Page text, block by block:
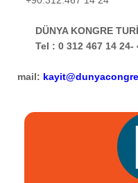
DÜNYA KONGRE
Tel : 0 312 467 14 24-
mail: